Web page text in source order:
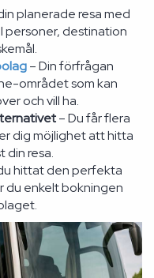
planerade resa med
personer, destination
– Din förfrågan
området som kan
och vill ha.
– Du får flera
dig möjlighet att hitta
din resa.
hittat den perfekta
du enkelt bokningen